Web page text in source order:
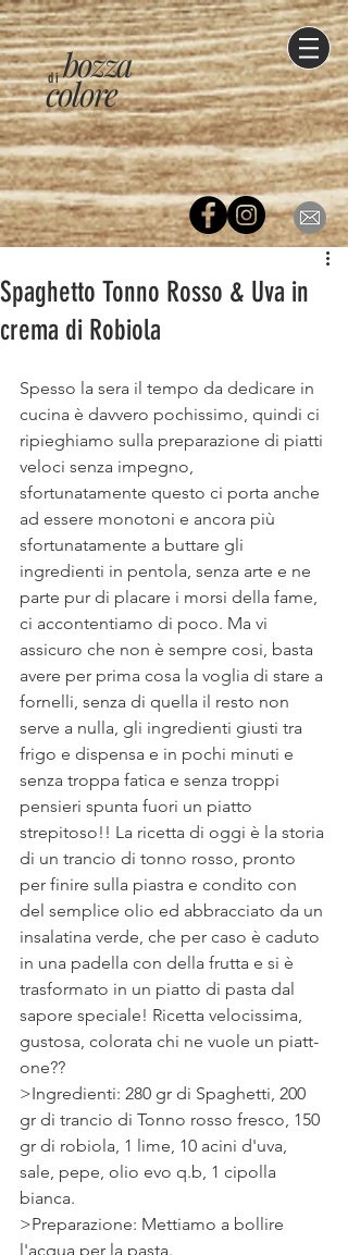
di
colore
bozza
Spaghetto Tonno Rosso & Uva in
crema di Robiola
Spesso la sera il tempo da dedicare in
cucina è davvero pochissimo, quindi ci
ripieghiamo sulla preparazione di piatti
veloci senza impegno,
sfortunatamente questo ci porta anche
ad essere monotoni e ancora più
sfortunatamente a buttare gli
ingredienti in pentola, senza arte e ne
parte pur di placare i morsi della fame,
ci accontentiamo di poco. Ma vi
assicuro che non è sempre cosi, basta
avere per prima cosa la voglia di stare a
fornelli, senza di quella il resto non
serve a nulla, gli ingredienti giusti tra
frigo e dispensa e in pochi minuti e
senza troppa fatica e senza troppi
pensieri spunta fuori un piatto
strepitoso!! La ricetta di oggi è la storia
di un trancio di tonno rosso, pronto
per finire sulla piastra e condito con
del semplice olio ed abbracciato da un
insalatina verde, che per caso è caduto
in una padella con della frutta e si è
trasformato in un piatto di pasta dal
sapore speciale! Ricetta velocissima,
gustosa, colorata chi ne vuole un piatt-
one??
>Ingredienti: 280 gr di Spaghetti, 200
gr di trancio di Tonno rosso fresco, 150
gr di robiola, 1 lime, 10 acini d'uva,
sale, pepe, olio evo q.b, 1 cipolla
bianca.
>Preparazione: Mettiamo a bollire
l'acqua per la pasta.